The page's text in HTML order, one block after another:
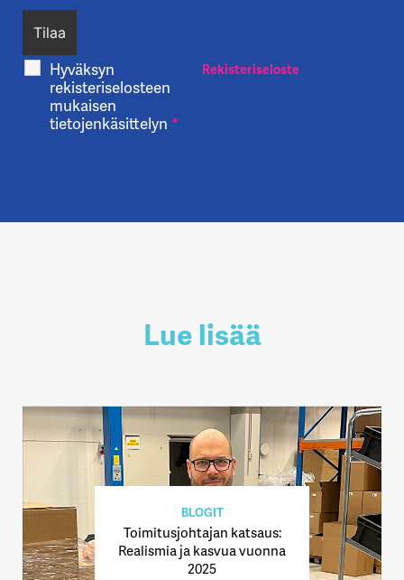
Hyväksyn
rekisteriselosteen
mukaisen
tietojenkäsittelyn *
Rekisteriseloste
Lue lisää
BLOGIT
Toimitusjohtajan katsaus:
Realismia ja kasvua vuonna
2025